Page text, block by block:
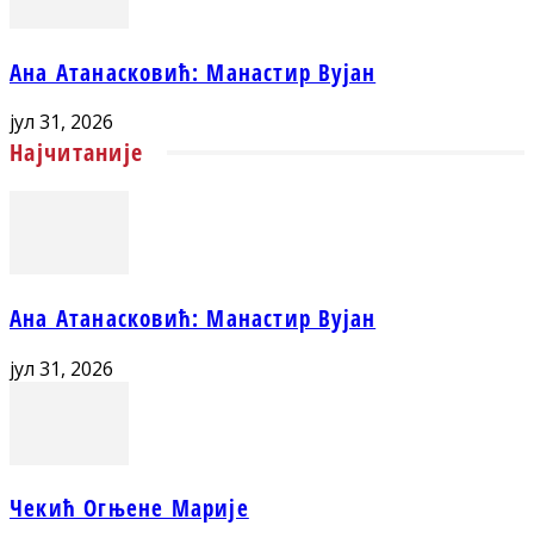
Ана Атанасковић: Манастир Вујан
јул 31, 2026
Најчитаније
Ана Атанасковић: Манастир Вујан
јул 31, 2026
Чекић Огњене Марије